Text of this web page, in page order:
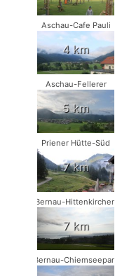
Aschau-Cafe Pauli
4 km
Aschau-Fellerer
5 km
Priener Hütte-Süd
7 km
Bernau-Hittenkirchen
7 km
Bernau-Chiemseepark